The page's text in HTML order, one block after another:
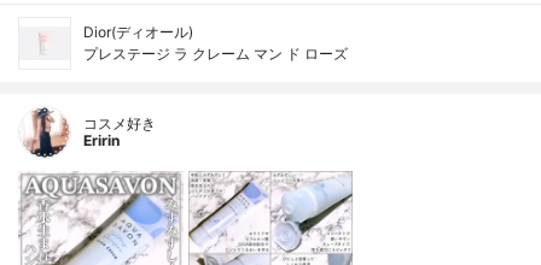
Dior(ディオール)
プレステージ ラ クレーム マン ド ローズ
コスメ好き
Eririn